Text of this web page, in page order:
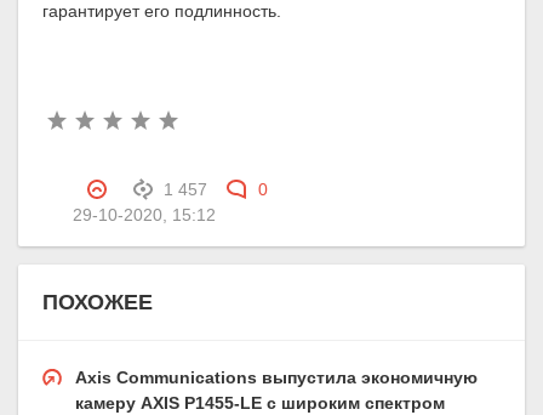
гарантирует его подлинность.
1 457
0
29-10-2020, 15:12
ПОХОЖЕЕ
Axis Communications выпустила экономичную
камеру AXIS P1455-LE с широким спектром